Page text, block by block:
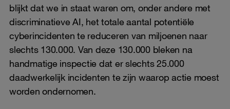
blijkt dat we in staat waren om, onder andere met
discriminatieve AI, het totale aantal potentiële
cyberincidenten te reduceren van miljoenen naar
slechts 130.000. Van deze 130.000 bleken na
handmatige inspectie dat er slechts 25.000
daadwerkelijk incidenten te zijn waarop actie moest
worden ondernomen.